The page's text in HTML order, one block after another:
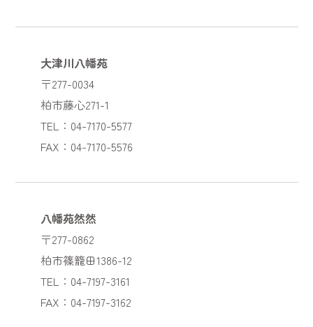
大津川八幡苑
〒277-0034
柏市藤心271-1
TEL：04-7170-5577
FAX：04-7170-5576
八幡苑然然
〒277-0862
柏市篠籠田1386-12
TEL：04-7197-3161
FAX：04-7197-3162